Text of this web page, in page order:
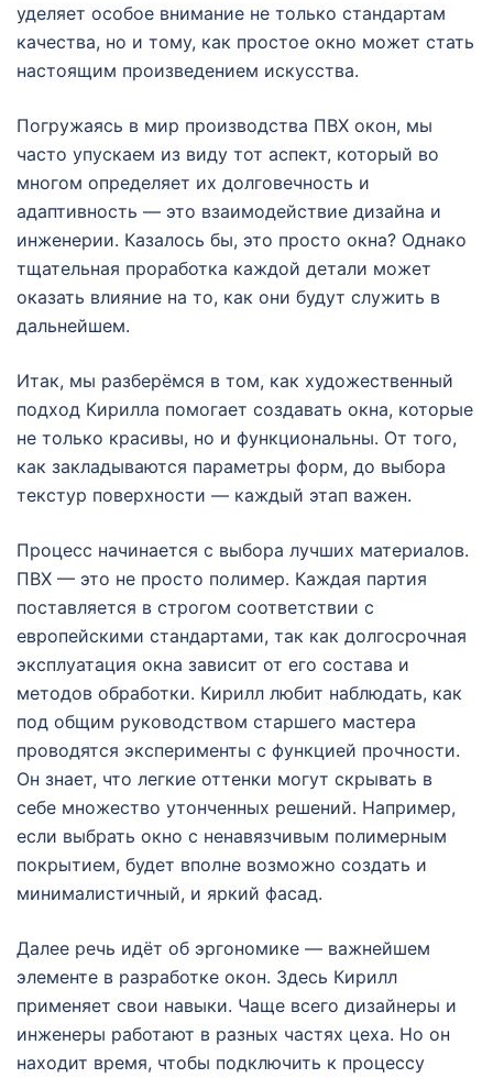
уделяет особое внимание не только стандартам
качества, но и тому, как простое окно может стать
настоящим произведением искусства.
Погружаясь в мир производства ПВХ окон, мы
часто упускаем из виду тот аспект, который во
многом определяет их долговечность и
адаптивность — это взаимодействие дизайна и
инженерии. Казалось бы, это просто окна? Однако
тщательная проработка каждой детали может
оказать влияние на то, как они будут служить в
дальнейшем.
Итак, мы разберёмся в том, как художественный
подход Кирилла помогает создавать окна, которые
не только красивы, но и функциональны. От того,
как закладываются параметры форм, до выбора
текстур поверхности — каждый этап важен.
Процесс начинается с выбора лучших материалов.
ПВХ — это не просто полимер. Каждая партия
поставляется в строгом соответствии с
европейскими стандартами, так как долгосрочная
эксплуатация окна зависит от его состава и
методов обработки. Кирилл любит наблюдать, как
под общим руководством старшего мастера
проводятся эксперименты с функцией прочности.
Он знает, что легкие оттенки могут скрывать в
себе множество утонченных решений. Например,
если выбрать окно с ненавязчивым полимерным
покрытием, будет вполне возможно создать и
минималистичный, и яркий фасад.
Далее речь идёт об эргономике — важнейшем
элементе в разработке окон. Здесь Кирилл
применяет свои навыки. Чаще всего дизайнеры и
инженеры работают в разных частях цеха. Но он
находит время, чтобы подключить к процессу